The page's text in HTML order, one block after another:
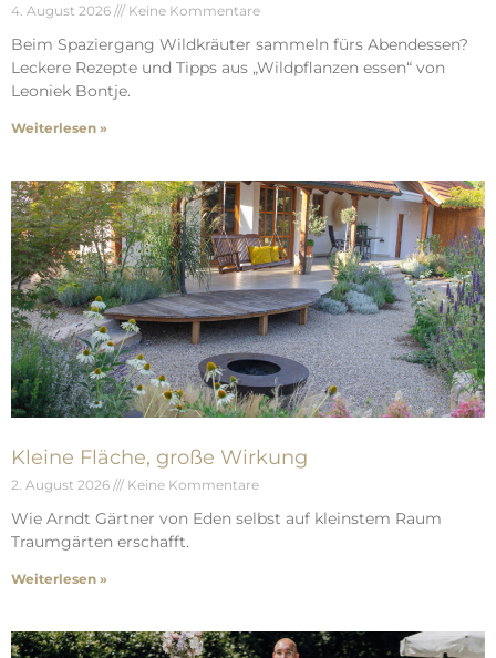
4. August 2026 Keine Kommentare
Beim Spaziergang Wildkräuter sammeln fürs Abendessen?
Leckere Rezepte und Tipps aus „Wildpflanzen essen“ von
Leoniek Bontje.
Weiterlesen »
Kleine Fläche, große Wirkung
2. August 2026 Keine Kommentare
Wie Arndt Gärtner von Eden selbst auf kleinstem Raum
Traumgärten erschafft.
Weiterlesen »